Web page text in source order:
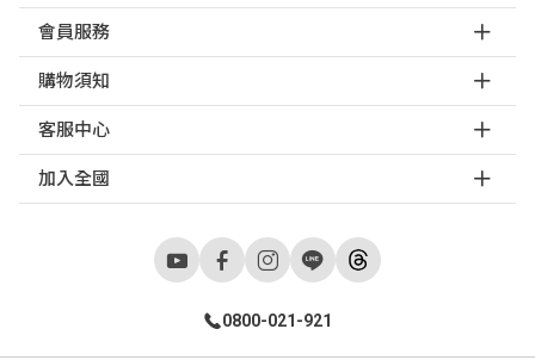
會員服務
購物須知
客服中心
加入全國
0800-021-921